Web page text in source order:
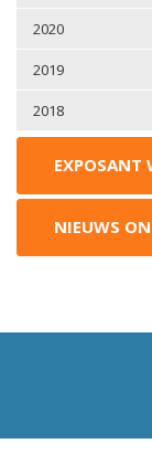
2020
2019
2018
EXPOSANT
NIEUWS